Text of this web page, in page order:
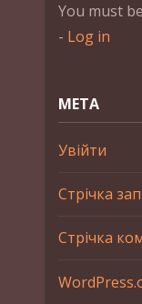
You must
- Log in
МЕТА
Увійти
Стрічка
Стрічка